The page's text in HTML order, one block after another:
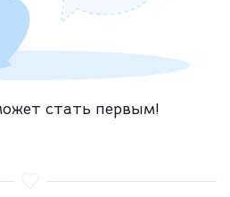
стать первым!